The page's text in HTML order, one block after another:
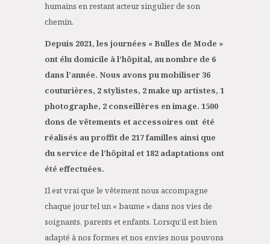
humains en restant acteur singulier de son
chemin.
Depuis 2021, les journées « Bulles de Mode »
ont élu domicile à l’hôpital, au nombre de 6
dans l’année. Nous avons pu mobiliser 36
couturières, 2 stylistes, 2 make up artistes, 1
photographe, 2 conseillères en image. 1500
dons de vêtements et accessoires ont été
réalisés au proffit de 217 familles ainsi que
du service de l’hôpital et 182 adaptations ont
été effectuées.
Il est vrai que le vêtement nous accompagne
chaque jour tel un « baume » dans nos vies de
soignants, parents et enfants. Lorsqu’il est bien
adapté à nos formes et nos envies nous pouvons